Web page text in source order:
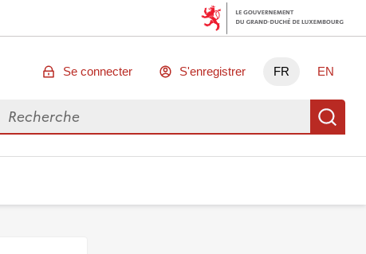
Se connecter S'enregistrer FR EN
Rechercher des données